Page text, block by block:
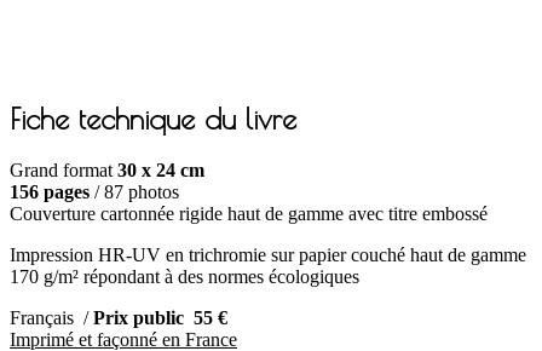
Fiche technique du livre
Grand format 30 x 24 cm
156 pages / 87 photos
Couverture cartonnée rigide haut de gamme avec titre embossé
Impression HR-UV en trichromie sur papier couché haut de gamme
170 g/m² répondant à des normes écologiques
Français /Prix public 55 €
Imprimé et façonné en France